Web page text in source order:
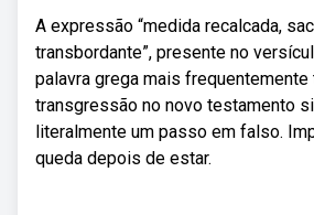
A expressão “medida recalcada,
transbordante”, presente no
palavra grega mais
transgressão no novo testamento
literalmente um passo em falso.
queda depois de estar.